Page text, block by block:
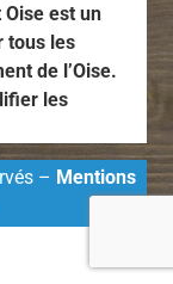
Oise est un
tous les
de l’Oise.
les
– Mentions